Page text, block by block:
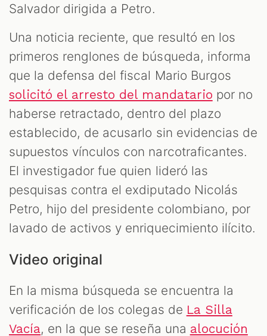
Salvador dirigida a Petro.
Una noticia reciente, que resultó en los
primeros renglones de búsqueda, informa
que la defensa del fiscal Mario Burgos
solicitó el arresto del mandatario por no
haberse retractado, dentro del plazo
establecido, de acusarlo sin evidencias de
supuestos vínculos con narcotraficantes.
El investigador fue quien lideró las
pesquisas contra el exdiputado Nicolás
Petro, hijo del presidente colombiano, por
lavado de activos y enriquecimiento ilícito.
Video original
En la misma búsqueda se encuentra la
verificación de los colegas de La Silla
Vacía, en la que se reseña una alocución